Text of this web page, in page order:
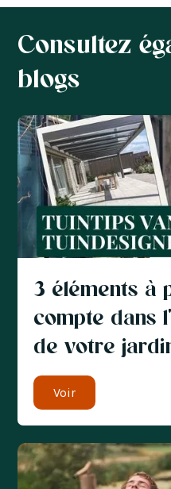
Consultez
blogs
3 éléments à
compte dans
de votre
Voir